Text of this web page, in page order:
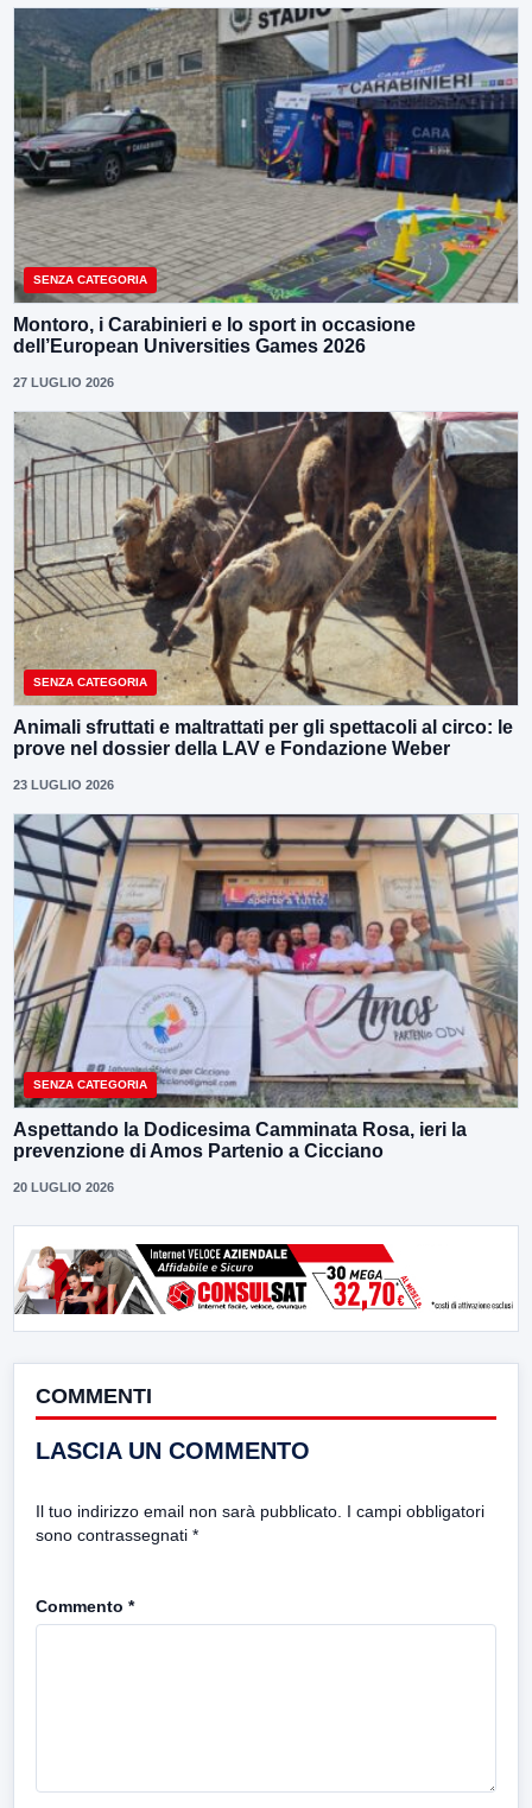
SENZA CATEGORIA
Montoro, i Carabinieri e lo sport in occasione
dell’European Universities Games 2026
27 LUGLIO 2026
SENZA CATEGORIA
Animali sfruttati e maltrattati per gli spettacoli al circo: le
prove nel dossier della LAV e Fondazione Weber
23 LUGLIO 2026
SENZA CATEGORIA
Aspettando la Dodicesima Camminata Rosa, ieri la
prevenzione di Amos Partenio a Cicciano
20 LUGLIO 2026
COMMENTI
LASCIA UN COMMENTO
Il tuo indirizzo email non sarà pubblicato. I campi obbligatori
sono contrassegnati *
Commento *